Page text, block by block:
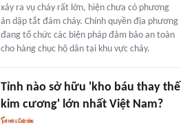
xảy ra vụ cháy rất lớn, hiện chưa có phương
án dập tắt đám cháy. Chính quyền địa phương
đang tổ chức các biện pháp đảm bảo an toàn
cho hàng chục hộ dân tại khu vực cháy.
Tỉnh nào sở hữu 'kho báu thay thế
kim cương' lớn nhất Việt Nam?